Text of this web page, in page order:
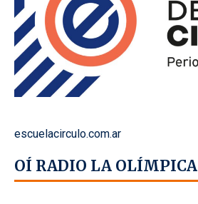
escuelacirculo.com.ar
OÍ RADIO LA OLÍMPICA